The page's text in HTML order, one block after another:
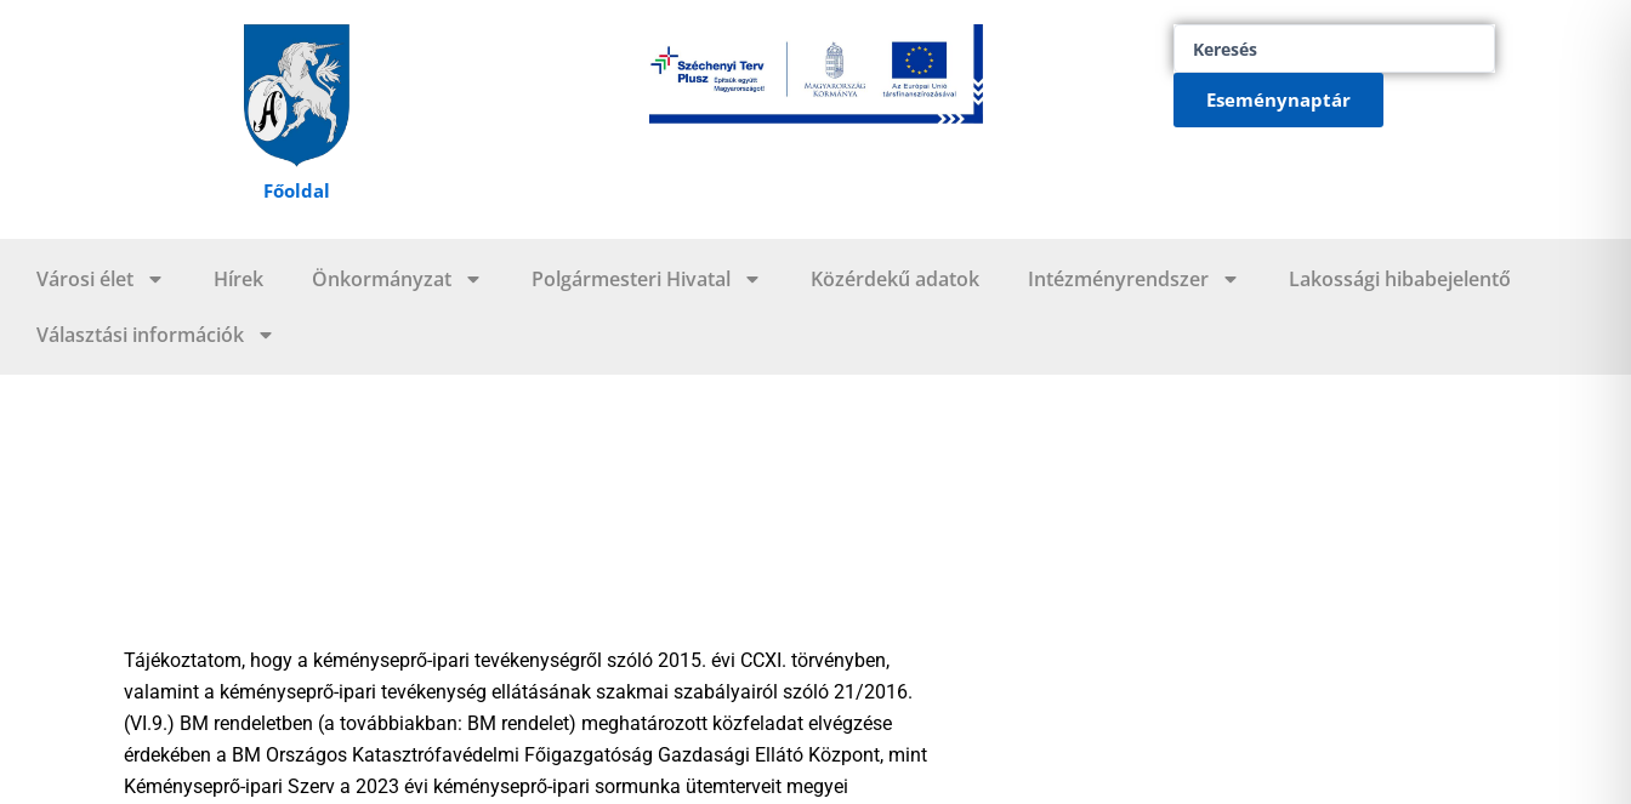
Főoldal
Eseménynaptár
Városi élet Hírek Önkormányzat Polgármesteri Hivatal Közérdekű adatok Intézményrendszer Lakossági hibabejelentő
Választási információk
Tájékoztatom, hogy a kéményseprő-ipari tevékenységről szóló 2015. évi CCXI. törvényben,
valamint a kéményseprő-ipari tevékenység ellátásának szakmai szabályairól szóló 21/2016.
(VI.9.) BM rendeletben (a továbbiakban: BM rendelet) meghatározott közfeladat elvégzése
érdekében a BM Országos Katasztrófavédelmi Főigazgatóság Gazdasági Ellátó Központ, mint
Kéményseprő-ipari Szerv a 2023 évi kéményseprő-ipari sormunka ütemterveit megyei